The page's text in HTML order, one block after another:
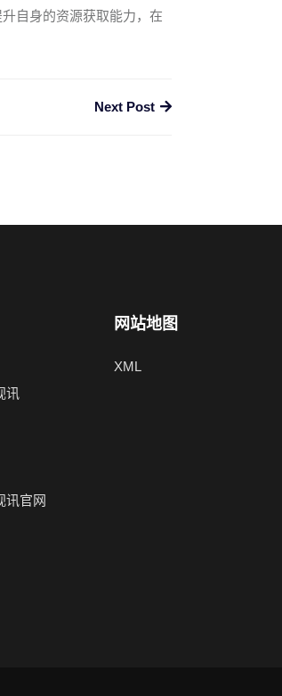
自身的资源获取能力，在
Next Post
讯
讯官网
网站地图
XML